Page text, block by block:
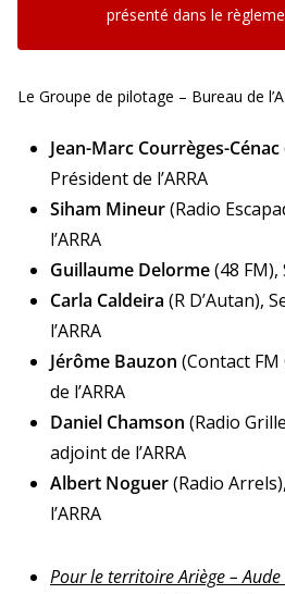
présenté dans le
Le Groupe de pilotage – Bureau de
Jean-Marc Courrèges-Cénac
Président de l’ARRA
Siham Mineur(Radio
l’ARRA
Guillaume Delorme(48 FM),
Carla Caldeira (R D’Autan),
l’ARRA
Jérôme Bauzon (Contact
de l’ARRA
Daniel Chamson (Radio
adjoint de l’ARRA
Albert Noguer(Radio
l’ARRA
Pour le territoire Ariège –